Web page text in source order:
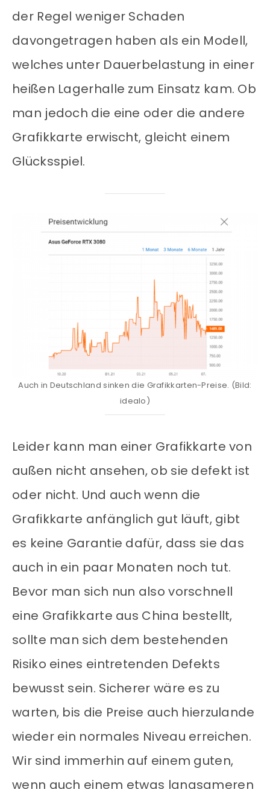
der Regel weniger Schaden
davongetragen haben als ein Modell,
welches unter Dauerbelastung in einer
heißen Lagerhalle zum Einsatz kam. Ob
man jedoch die eine oder die andere
Grafikkarte erwischt, gleicht einem
Glücksspiel.
Auch in Deutschland sinken die Grafikkarten-Preise. (Bild:
idealo)
Leider kann man einer Grafikkarte von
außen nicht ansehen, ob sie defekt ist
oder nicht. Und auch wenn die
Grafikkarte anfänglich gut läuft, gibt
es keine Garantie dafür, dass sie das
auch in ein paar Monaten noch tut.
Bevor man sich nun also vorschnell
eine Grafikkarte aus China bestellt,
sollte man sich dem bestehenden
Risiko eines eintretenden Defekts
bewusst sein. Sicherer wäre es zu
warten, bis die Preise auch hierzulande
wieder ein normales Niveau erreichen.
Wir sind immerhin auf einem guten,
wenn auch einem etwas langsameren